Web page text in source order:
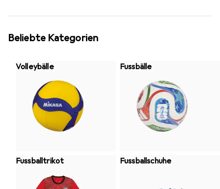
Beliebte Kategorien
Volleybälle Fussbälle
Fussballtrikot Fussballschuhe